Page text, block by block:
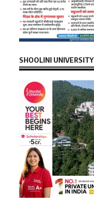
SHOOLINI UNIVERSITY